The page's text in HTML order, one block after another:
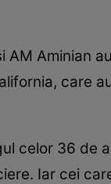
AM Aminian
care
celor 36
Iar cei